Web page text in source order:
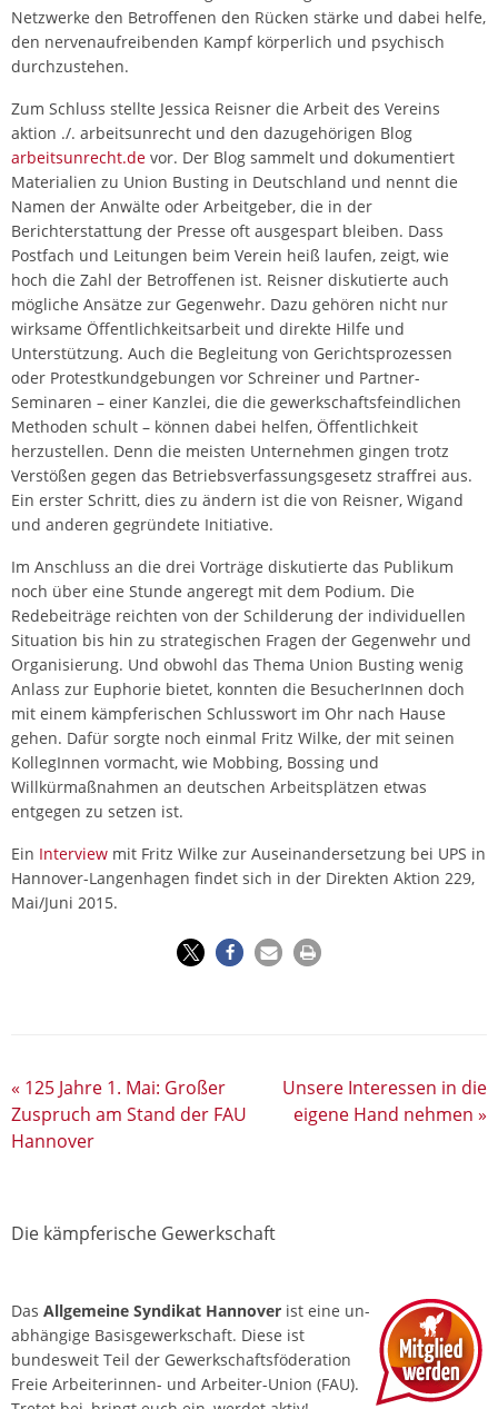
Netzwerke den Betroffenen den Rücken stärke und dabei helfe,
den nervenaufreibenden Kampf körperlich und psychisch
durchzustehen.
Zum Schluss stellte Jessica Reisner die Arbeit des Vereins
aktion ./. arbeitsunrecht und den dazugehörigen Blog
arbeitsunrecht.de vor. Der Blog sammelt und dokumentiert
Materialien zu Union Busting in Deutschland und nennt die
Namen der Anwälte oder Arbeitgeber, die in der
Berichterstattung der Presse oft ausgespart bleiben. Dass
Postfach und Leitungen beim Verein heiß laufen, zeigt, wie
hoch die Zahl der Betroffenen ist. Reisner diskutierte auch
mögliche Ansätze zur Gegenwehr. Dazu gehören nicht nur
wirksame Öffentlichkeitsarbeit und direkte Hilfe und
Unterstützung. Auch die Begleitung von Gerichtsprozessen
oder Protestkundgebungen vor Schreiner und Partner-
Seminaren – einer Kanzlei, die die gewerkschaftsfeindlichen
Methoden schult – können dabei helfen, Öffentlichkeit
herzustellen. Denn die meisten Unternehmen gingen trotz
Verstößen gegen das Betriebsverfassungsgesetz straffrei aus.
Ein erster Schritt, dies zu ändern ist die von Reisner, Wigand
und anderen gegründete Initiative.
Im Anschluss an die drei Vorträge diskutierte das Publikum
noch über eine Stunde angeregt mit dem Podium. Die
Redebeiträge reichten von der Schilderung der individuellen
Situation bis hin zu strategischen Fragen der Gegenwehr und
Organisierung. Und obwohl das Thema Union Busting wenig
Anlass zur Euphorie bietet, konnten die BesucherInnen doch
mit einem kämpferischen Schlusswort im Ohr nach Hause
gehen. Dafür sorgte noch einmal Fritz Wilke, der mit seinen
KollegInnen vormacht, wie Mobbing, Bossing und
Willkürmaßnahmen an deutschen Arbeitsplätzen etwas
entgegen zu setzen ist.
Ein Interview mit Fritz Wilke zur Auseinandersetzung bei UPS in
Hannover-Langenhagen findet sich in der Direkten Aktion 229,
Mai/Juni 2015.
« 125 Jahre 1. Mai: Großer
Zuspruch am Stand der FAU
Hannover
Unsere Interessen in die
eigene Hand nehmen »
Die kämpferische Gewerkschaft
Das Allgemeine Syndikat Hannover ist eine un­
abhängige Basis­gewerkschaft. Diese ist
bundesweit Teil der Gewerkschafts­föderation
Freie Arbeiterinnen- und Arbeiter-Union (FAU).